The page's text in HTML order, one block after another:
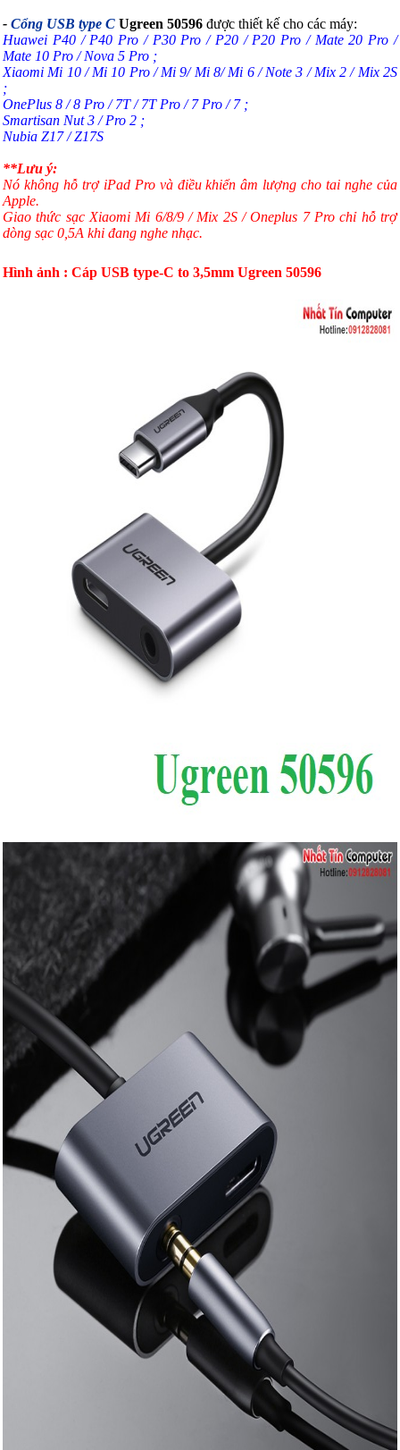
- Cổng USB type C Ugreen 50596 được thiết kế cho các máy:
Huawei P40 / P40 Pro / P30 Pro / P20 / P20 Pro / Mate 20 Pro /
Mate 10 Pro / Nova 5 Pro ;
Xiaomi Mi 10 / Mi 10 Pro / Mi 9/ Mi 8/ Mi 6 / Note 3 / Mix 2 / Mix 2S
;
OnePlus 8 / 8 Pro / 7T / 7T Pro / 7 Pro / 7 ;
Smartisan Nut 3 / Pro 2 ;
Nubia Z17 / Z17S
**Lưu ý:
Nó không hỗ trợ iPad Pro và điều khiển âm lượng cho tai nghe của
Apple.
Giao thức sạc Xiaomi Mi 6/8/9 / Mix 2S / Oneplus 7 Pro chỉ hỗ trợ
dòng sạc 0,5A khi đang nghe nhạc.
Hình ảnh : Cáp USB type-C to 3,5mm Ugreen 50596